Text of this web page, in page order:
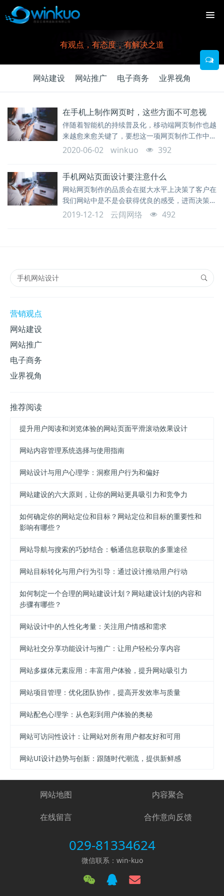
有观点，有态度，有解决之道
网站建设 网站推广 电子商务 业界视角
在手机上制作网页时，这些方面不可忽视
伴随着智能机的持续普及化，移动端网页制作也越
来越愈来愈关键了，要想这一项网页制作工作中越
来越更为的关键得话，那麼，在实际开展手机端网
2020-06-02 winkuo 392
手机网站页面设计要注意什么
网站网页制作的品质会在挺大水平上决策了客户在
我们网站中是不是会获得优良的感受，进而决策她
们是去是留，这不但涉及到PC端网站，也涉及到
2019-12-12 云阔网络 492
营销观点
网站建设
网站推广
电子商务
业界视角
推荐阅读
提升用户阅读和浏览体验的网站页面平滑滚动效果设计
网站内容管理系统选择与使用指南
网站设计与用户心理学：洞察用户行为和偏好
网站建设的六大原则，让你的网站更具吸引力和竞争力
如何确定你的网站定位和目标？网站定位和目标的重要性和
影响有哪些？
网站导航与搜索的巧妙结合：畅通信息获取的多重途径
网站目标转化与用户行为引导：通过设计推动用户行动
如何制定一个合理的网站建设计划？网站建设计划的内容和
步骤有哪些？
网站设计中的人性化考量：关注用户情感和需求
网站社交分享功能设计与推广：让用户轻松分享内容
网站多媒体元素应用：丰富用户体验，提升网站吸引力
网站项目管理：优化团队协作，提高开发效率与质量
网站配色心理学：从色彩到用户体验的奥秘
网站可访问性设计：让网站对所有用户都友好和可用
网站UI设计趋势与创新：跟随时代潮流，提供新鲜感
网站地图 内容聚合
在线留言 合作意向反馈
029-81334624
微信联系：win-kuo